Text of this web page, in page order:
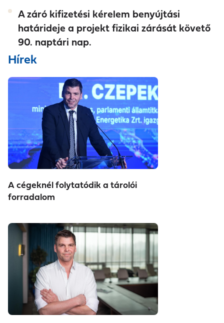
A záró kifizetési kérelem benyújtási
határideje a projekt fizikai zárását követő
90. naptári nap.
Hírek
A cégeknél folytatódik a tárolói
forradalom